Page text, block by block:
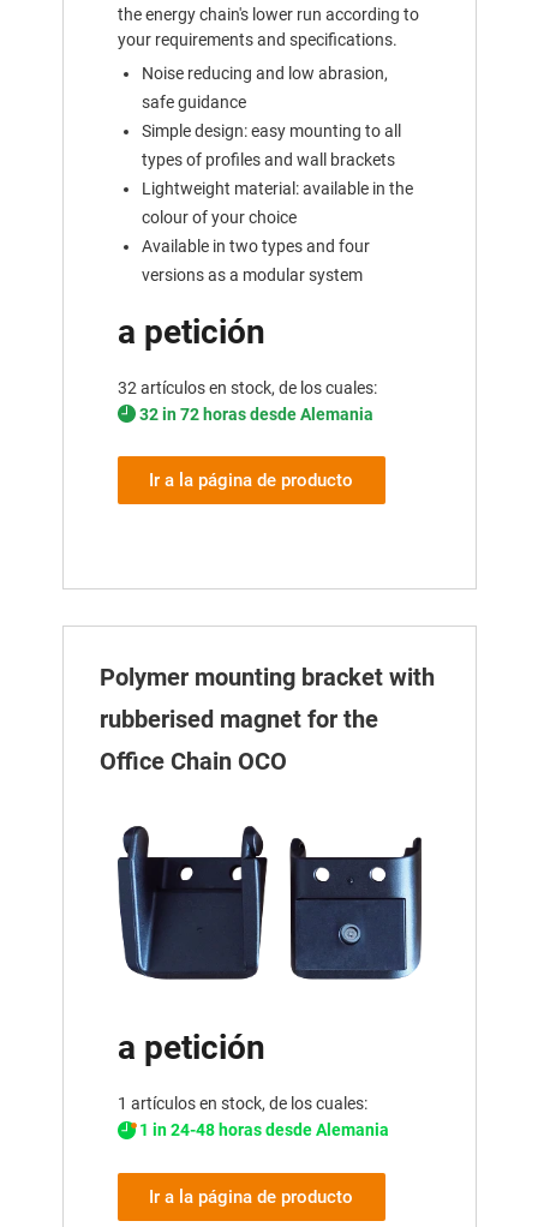
the energy chain's lower run according to
your requirements and specifications.
Noise reducing and low abrasion,
safe guidance
Simple design: easy mounting to all
types of profiles and wall brackets
Lightweight material: available in the
colour of your choice
Available in two types and four
versions as a modular system
a petición
32 artículos en stock, de los cuales:
32 in 72 horas desde Alemania
Ir a la página de producto
Polymer mounting bracket with
rubberised magnet for the
Office Chain OCO
a petición
1 artículos en stock, de los cuales:
1 in 24-48 horas desde Alemania
Ir a la página de producto